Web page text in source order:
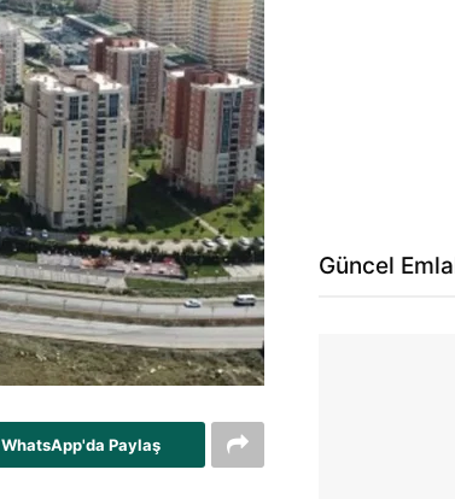
WhatsApp'da Paylaş
Güncel